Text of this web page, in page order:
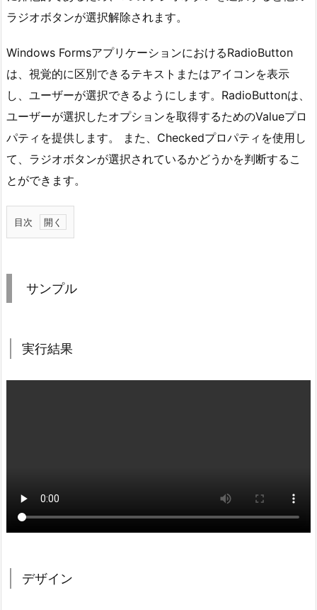
ラジオボタンが選択解除されます。
Windows FormsアプリケーションにおけるRadioButton
は、視覚的に区別できるテキストまたはアイコンを表示
し、ユーザーが選択できるようにします。RadioButtonは、
ユーザーが選択したオプションを取得するためのValueプロ
パティを提供します。 また、Checkedプロパティを使用し
て、ラジオボタンが選択されているかどうかを判断するこ
とができます。
目次
1.
プ
1.
ザ
イ
3.
サンプル
実行結果
デザイン